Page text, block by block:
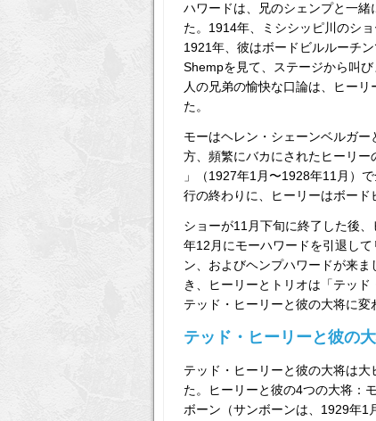
ハワードは、兄のシェンプと一
た。1914年、ミシシッピ川のシ
1921年、彼はボードビルルーチ
Shempを見て、ステージから叫
人の兄弟の愉快な口論は、ヒー
た。
モーはヘレン・シェーンベルガ
方、頻繁にバカにされたヒーリ
」（1927年1月〜1928年11月）
行の終わりに、ヒーリーはボード
ショーが11月下旬に終了した後
年12月にモーハワードを引退し
ン、およびヘンプハワードが来
き、ヒーリーとトリオは「テッ
テッド・ヒーリーと彼の大将に変
テッド・ヒーリーと彼の
テッド・ヒーリーと彼の大将は大
た。ヒーリーと彼の4つの大将：
ボーン（サンボーンは、1929年1